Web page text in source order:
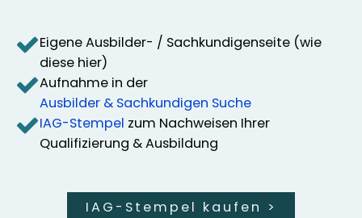
Eigene Ausbilder- / Sachkundigenseite (wie
diese hier)
Aufnahme in der
Ausbilder & Sachkundigen Suche
IAG-Stempel zum Nachweisen Ihrer
Qualifizierung & Ausbildung
IAG-Stempel kaufen >